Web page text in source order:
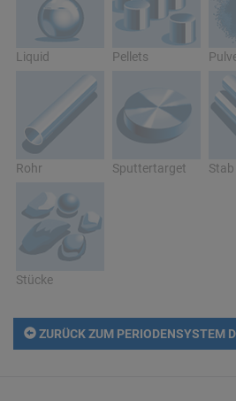
Liquid Pellets
Rohr Sputtertarget Stab
Stücke
ZURÜCK ZUM PERIODENSYSTEM